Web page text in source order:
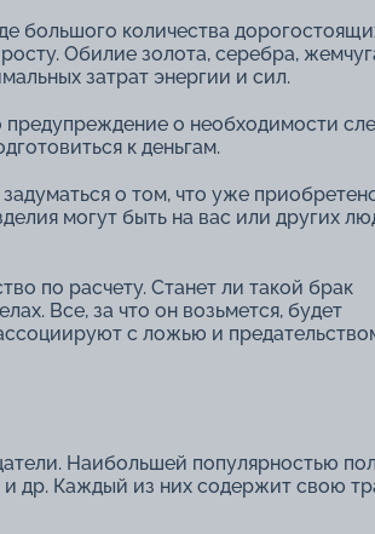
большого количества
Обилие золота, серебра,
затрат энергии и сил.
о необходимости
к деньгам.
о том, что уже
могут быть на вас или других
по расчету. Станет ли такой брак
Все, за что он возьмется, будет
с ложью и
Наибольшей популярностью
др. Каждый из них содержит свою